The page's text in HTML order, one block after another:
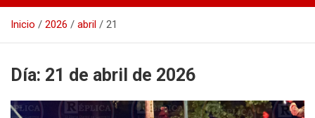
Inicio 2026 abril 21
Día: 21 de abril de 2026